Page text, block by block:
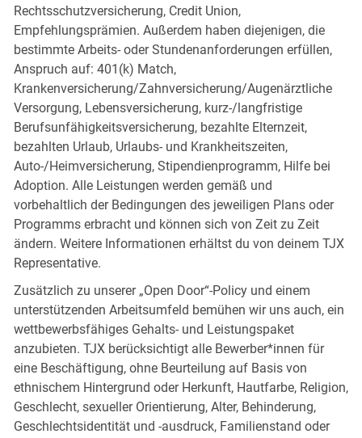
Rechtsschutzversicherung, Credit Union,
Empfehlungsprämien. Außerdem haben diejenigen, die
bestimmte Arbeits- oder Stundenanforderungen erfüllen,
Anspruch auf: 401(k) Match,
Krankenversicherung/Zahnversicherung/Augenärztliche
Versorgung, Lebensversicherung, kurz-/langfristige
Berufsunfähigkeitsversicherung, bezahlte Elternzeit,
bezahlten Urlaub, Urlaubs- und Krankheitszeiten,
Auto-/Heimversicherung, Stipendienprogramm, Hilfe bei
Adoption. Alle Leistungen werden gemäß und
vorbehaltlich der Bedingungen des jeweiligen Plans oder
Programms erbracht und können sich von Zeit zu Zeit
ändern. Weitere Informationen erhältst du von deinem TJX
Representative.
Zusätzlich zu unserer „Open Door“-Policy und einem
unterstützenden Arbeitsumfeld bemühen wir uns auch, ein
wettbewerbsfähiges Gehalts- und Leistungspaket
anzubieten. TJX berücksichtigt alle Bewerber*innen für
eine Beschäftigung, ohne Beurteilung auf Basis von
ethnischem Hintergrund oder Herkunft, Hautfarbe, Religion,
Geschlecht, sexueller Orientierung, Alter, Behinderung,
Geschlechtsidentität und -ausdruck, Familienstand oder